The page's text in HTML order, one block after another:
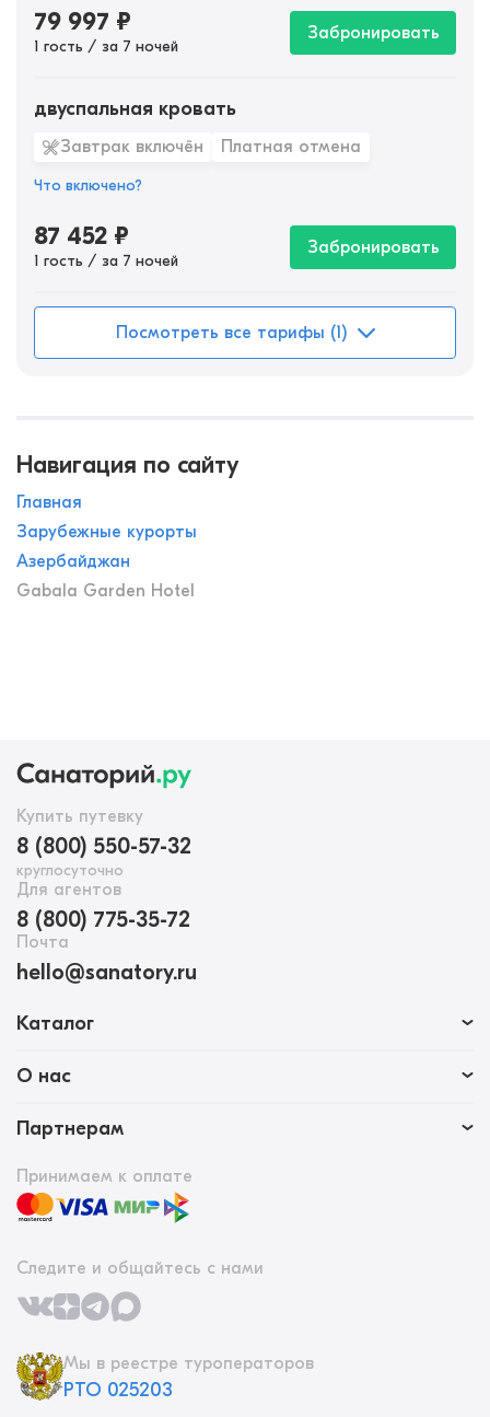
79 997 ₽
1 гость / за 7 ночей
Забронировать
двуспальная кровать
Завтрак включён Платная отмена
Что включено?
87 452 ₽
1 гость / за 7 ночей
Забронировать
Посмотреть все тарифы (1)
Навигация по сайту
Главная
Зарубежные курорты
Азербайджан
Gabala Garden Hotel
Купить путевку
8 (800) 550-57-32
круглосуточно
Для агентов
8 (800) 775-35-72
Почта
hello@sanatory.ru
Каталог
О нас
Партнерам
Принимаем к оплате
Следите и общайтесь с нами
Мы в реестре туроператоров
РТО 025203